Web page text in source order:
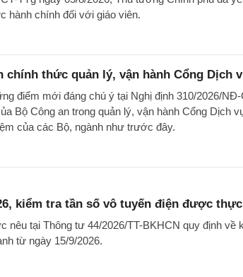
hành chính đối với giáo viên.
chính thức quản lý, vận hành Cổng Dịch
điểm mới đáng chú ý tại Nghị định 310/2026/
Bộ Công an trong quản lý, vận hành Cổng Dịch
của các Bộ, ngành như trước đây.
kiểm tra tần số vô tuyến điện được
nêu tại Thông tư 44/2026/TT-BKHCN quy định về
từ ngày 15/9/2026.